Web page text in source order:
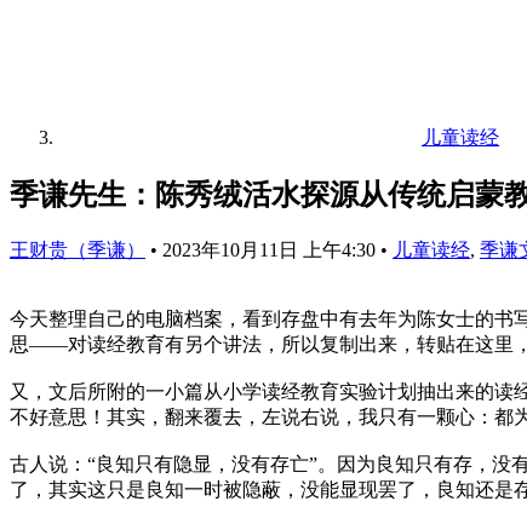
儿童读经
季谦先生：陈秀绒活水探源从传统启蒙
王财贵（季谦） • 2023年10月11日 上午4:30 • 儿童读经, 季谦
今天整理自己的电脑档案，看到存盘中有去年为陈女士的
思——对读经教育有另个讲法，所以复制出来，转贴在这里
又，文后所附的一小篇从小学读经教育实验计划抽出来的
不好意思！其实，翻来覆去，左说右说，我只有一颗心：都
古人说：“良知只有隐显，没有存亡”。因为良知只有存，没
了，其实这只是良知一时被隐蔽，没能显现罢了，良知还